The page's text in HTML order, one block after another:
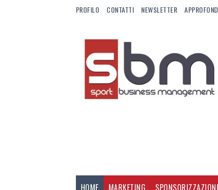
PROFILO CONTATTI NEWSLETTER
HOME MARKETING SPONSORIZZAZIONI